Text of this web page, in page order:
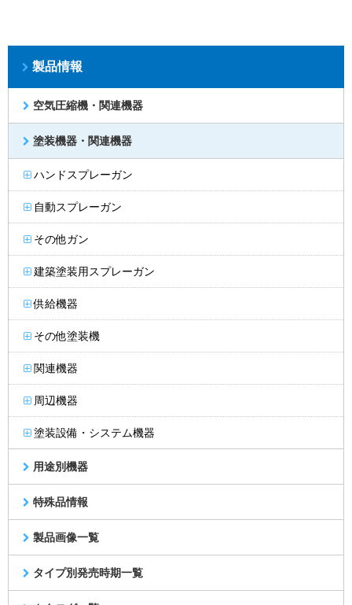
製品情報
空気圧縮機・関連機器
塗装機器・関連機器
ハンドスプレーガン
自動スプレーガン
その他ガン
建築塗装用スプレーガン
供給機器
その他塗装機
関連機器
周辺機器
塗装設備・システム機器
用途別機器
特殊品情報
製品画像一覧
タイプ別発売時期一覧